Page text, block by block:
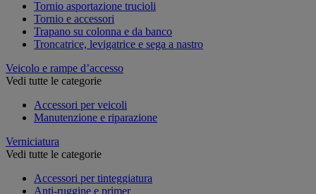
Tornio asportazione trucioli
Tornio e accessori
Trapano su colonna e da banco
Troncatrice, levigatrice e sega a nastro
Veicolo e rampe d’accesso
Vedi tutte le categorie
Accessori per veicoli
Manutenzione e riparazione
Verniciatura
Vedi tutte le categorie
Accessori per tinteggiatura
Anti-ruggine e primer